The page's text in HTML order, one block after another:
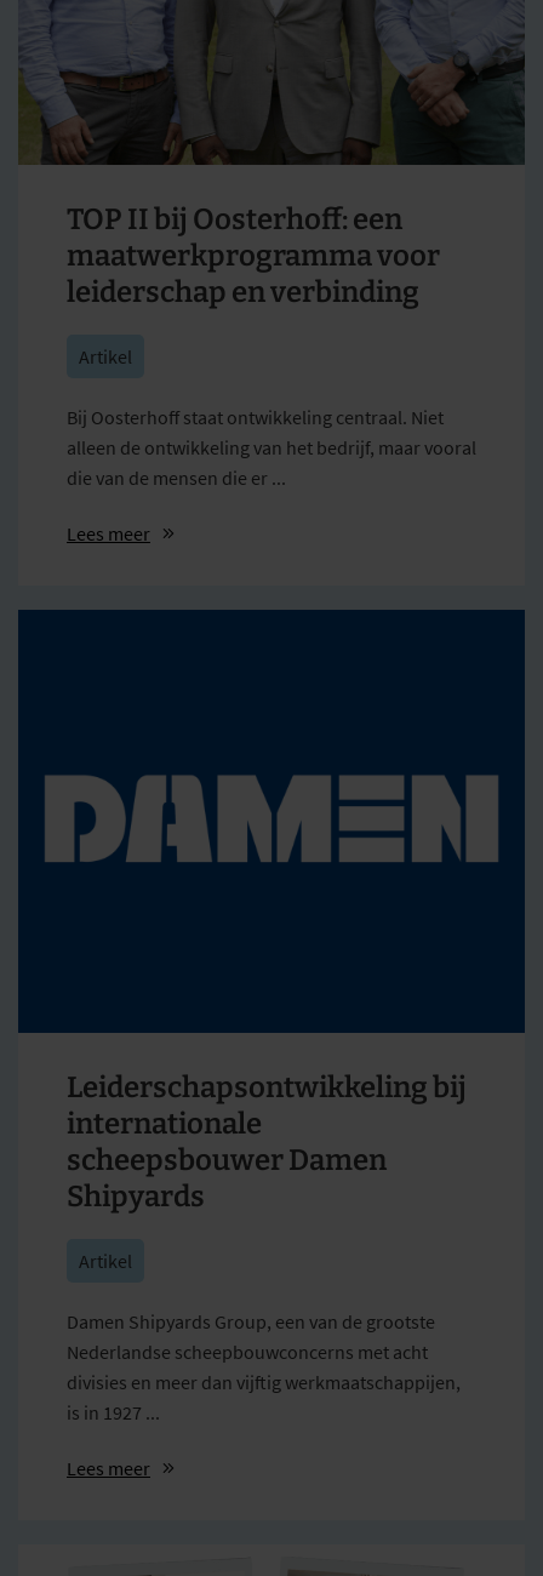
TOP II bij Oosterhoff: een
maatwerkprogramma voor
leiderschap en verbinding
Artikel
Bij Oosterhoff staat ontwikkeling centraal. Niet
alleen de ontwikkeling van het bedrijf, maar vooral
die van de mensen die er ...
Lees meer
Leiderschapsontwikkeling bij
internationale
scheepsbouwer Damen
Shipyards
Artikel
Damen Shipyards Group, een van de grootste
Nederlandse scheepbouwconcerns met acht
divisies en meer dan vijftig werkmaatschappijen,
is in 1927 ...
Lees meer